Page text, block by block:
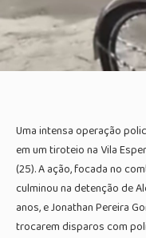
Uma intensa operação
em um tiroteio na Vila
(25). A ação, focada no
culminou na detenção de
anos, e Jonathan Pereira
trocarem disparos com